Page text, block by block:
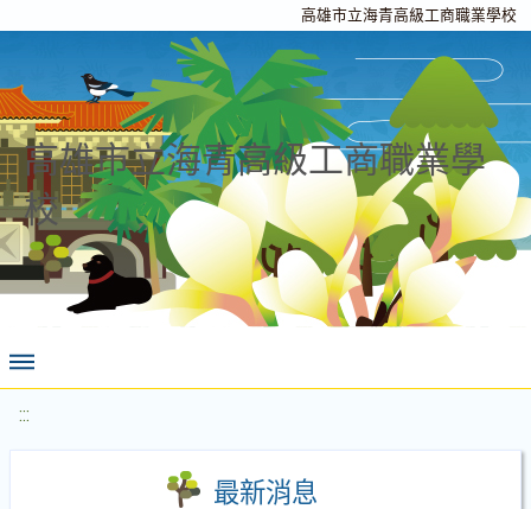
高雄市立海青高級工商職業學校
高雄市立海青高級工商職業學
校
:::
最新消息